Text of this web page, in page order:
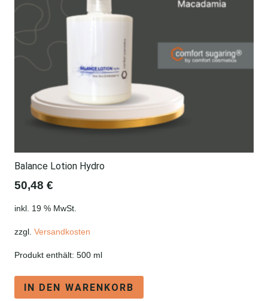
Balance Lotion Hydro
50,48 €
inkl. 19 % MwSt.
zzgl. Versandkosten
Produkt enthält: 500 ml
IN DEN WARENKORB